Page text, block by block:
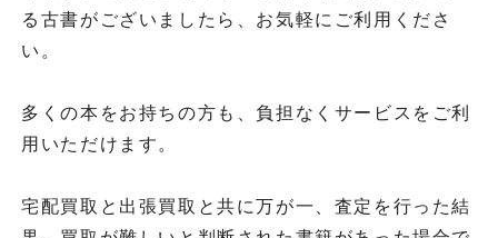
る古書がございましたら、お気軽にご利用くださ
い。
多くの本をお持ちの方も、負担なくサービスをご利
用いただけます。
宅配買取と出張買取と共に万が一、査定を行った結